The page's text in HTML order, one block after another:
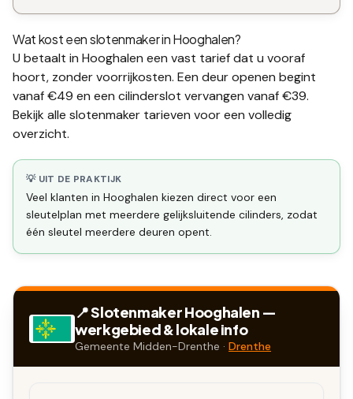
Wat kost een slotenmaker inHooghalen?
U betaalt in Hooghalen een vast tarief dat u vooraf
hoort, zonder voorrijkosten. Een deur openen begint
vanaf €49 en een cilinderslot vervangen vanaf €39.
Bekijk alle slotenmaker tarieven voor een volledig
overzicht.
💡 UIT DE PRAKTIJK
Veel klanten in Hooghalen kiezen direct voor een
sleutelplan met meerdere gelijksluitende cilinders, zodat
één sleutel meerdere deuren opent.
📍 SlotenmakerHooghalen —
werkgebied & lokale info
Gemeente Midden-Drenthe · Drenthe